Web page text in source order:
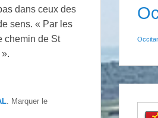
dans ceux des
sens. « Par les
chemin de St
. Marquer le